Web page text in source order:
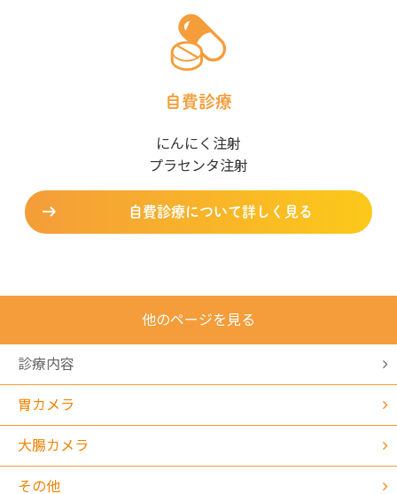
他のページを見る
診療内容
胃カメラ
大腸カメラ
その他
自費診療
にんにく注射
プラセンタ注射
自費診療について詳しく見る